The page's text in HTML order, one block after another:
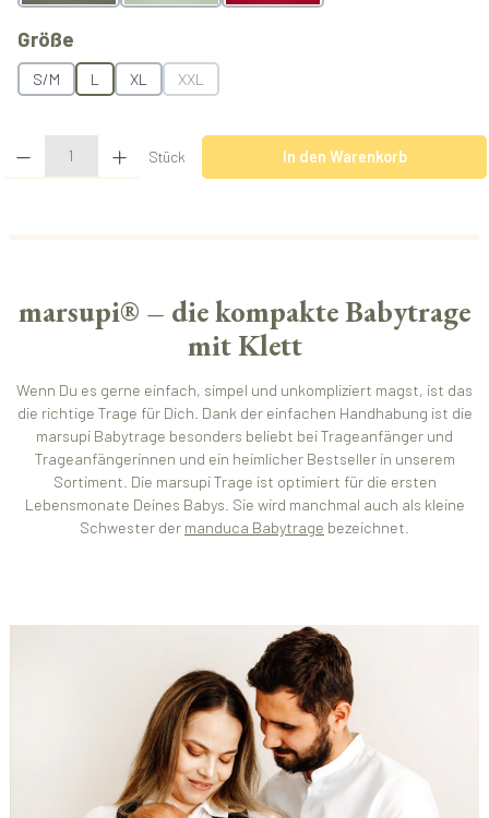
Größe
S/M L XL XXL
(Diese Option ist zurzeit nicht verfügbar.)
Produkt Anzahl: Gib den gewünschten Wert ein oder benutze die
Stück In den Warenkorb
marsupi® – die kompakte Babytrage
mit Klett
Wenn Du es gerne einfach, simpel und unkompliziert magst, ist das
die richtige Trage für Dich. Dank der einfachen Handhabung ist die
marsupi Babytrage besonders beliebt bei Trageanfänger und
Trageanfängerinnen und ein heimlicher Bestseller in unserem
Sortiment. Die marsupi Trage ist optimiert für die ersten
Lebensmonate Deines Babys. Sie wird manchmal auch als kleine
Schwester der manduca Babytrage bezeichnet.